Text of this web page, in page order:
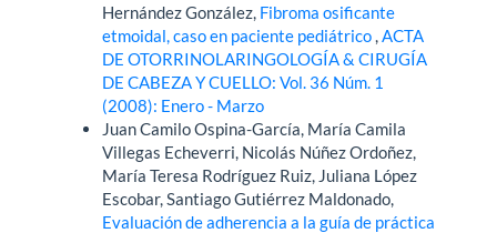
Hernández González, Fibroma osificante
etmoidal, caso en paciente pediátrico,ACTA
DE OTORRINOLARINGOLOGÍA & CIRUGÍA
DE CABEZA Y CUELLO: Vol. 36 Núm. 1
(2008): Enero - Marzo
Juan Camilo Ospina-García, María Camila
Villegas Echeverri, Nicolás Núñez Ordoñez,
María Teresa Rodríguez Ruiz, Juliana López
Escobar, Santiago Gutiérrez Maldonado,
Evaluación de adherencia a la guía de práctica